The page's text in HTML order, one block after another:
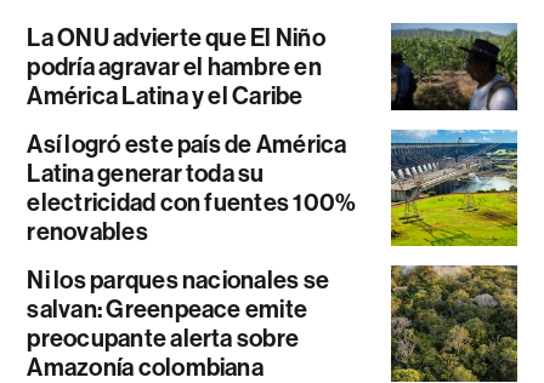
La ONU advierte que El Niño
podría agravar el hambre en
América Latina y el Caribe
Así logró este país de América
Latina generar toda su
electricidad con fuentes 100%
renovables
Ni los parques nacionales se
salvan: Greenpeace emite
preocupante alerta sobre
Amazonía colombiana